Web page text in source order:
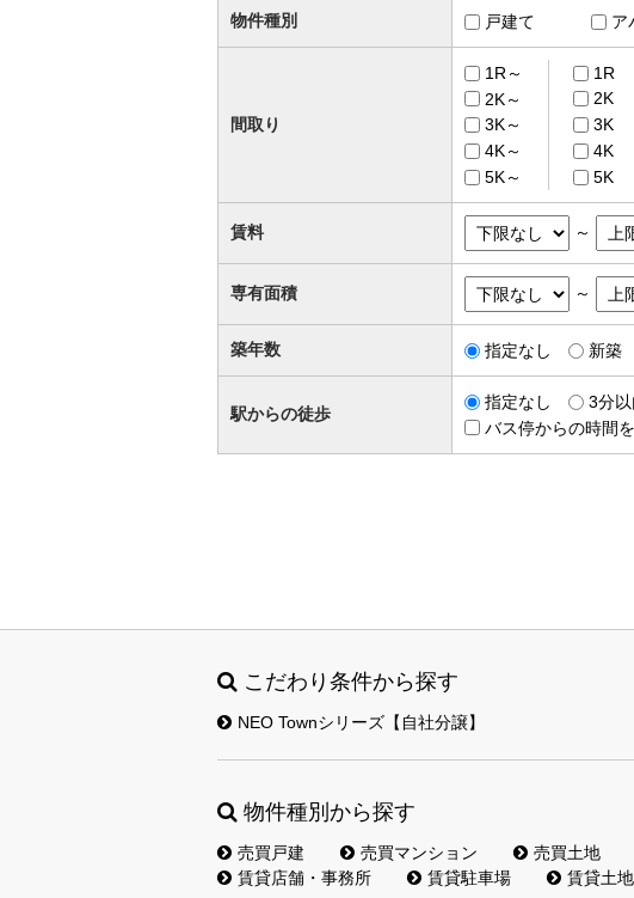
物件種別 戸建て ア
間取り
1R～
2K～
3K～
4K～
5K～
1R
2K
3K
4K
5K
賃料 ～
専有面積 ～
築年数 指定なし 新築
駅からの徒歩
指定なし 3分以
バス停からの時間
こだわり条件から探す
NEO Townシリーズ【自社分譲】
物件種別から探す
売買戸建 売買マンション 売買土地
賃貸店舗・事務所
賃貸駐車場 賃貸土地